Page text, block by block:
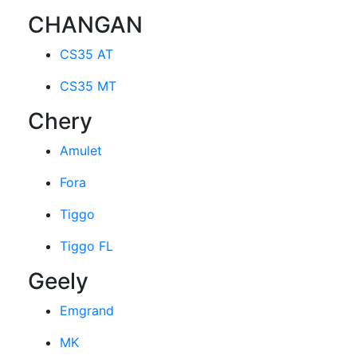
CHANGAN
CS35 AT
CS35 MT
Chery
Amulet
Fora
Tiggo
Tiggo FL
Geely
Emgrand
MK